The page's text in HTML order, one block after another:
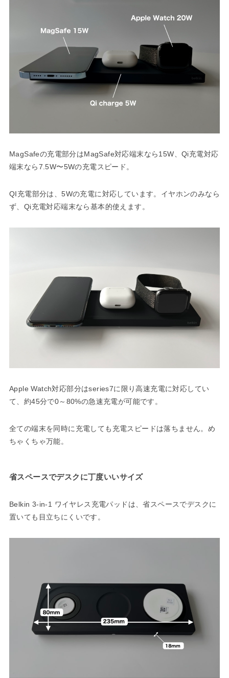
MagSafeの充電部分はMagSafe対応端末なら15W、Qi充電対応
端末なら7.5W〜5Wの充電スピード。
QI充電部分は、5Wの充電に対応しています。イヤホンのみなら
ず、Qi充電対応端末なら基本的使えます。
Apple Watch対応部分はseries7に限り高速充電に対応してい
て、約45分で0～80%の急速充電が可能です。
全ての端末を同時に充電しても充電スピードは落ちません。め
ちゃくちゃ万能。
省スペースでデスクに丁度いいサイズ
Belkin 3-in-1 ワイヤレス充電パッドは、省スペースでデスクに
置いても目立ちにくいです。